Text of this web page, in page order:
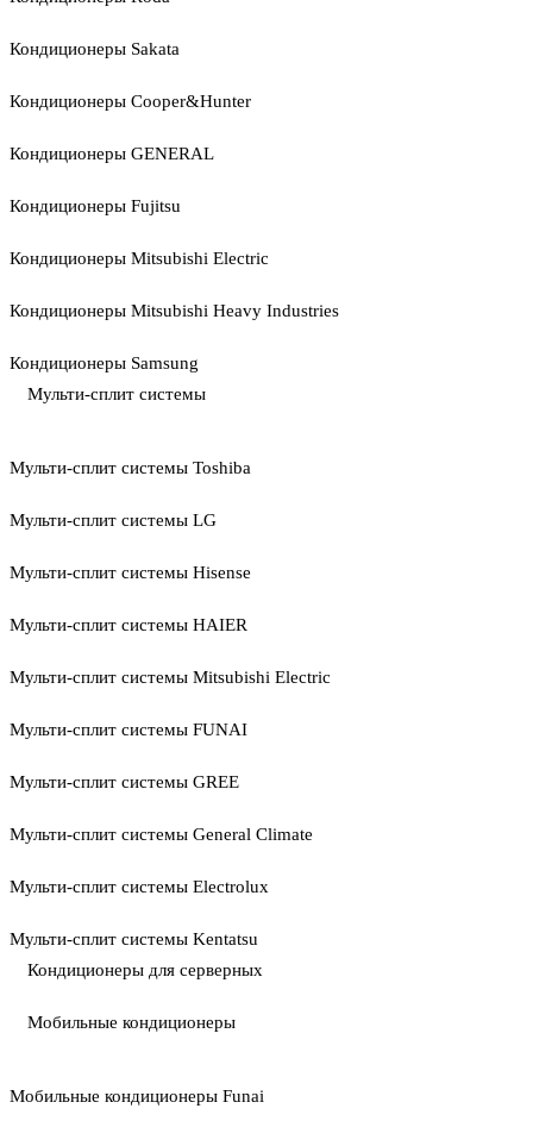
Кондиционеры Sakata
Кондиционеры Cooper&Hunter
Кондиционеры GENERAL
Кондиционеры Fujitsu
Кондиционеры Mitsubishi Electric
Кондиционеры Mitsubishi Heavy Industries
Кондиционеры Samsung
Мульти-сплит системы
Мульти-сплит системы Toshiba
Мульти-сплит системы LG
Мульти-сплит системы Hisense
Мульти-сплит системы HAIER
Мульти-сплит системы Mitsubishi Electric
Мульти-сплит системы FUNAI
Мульти-сплит системы GREE
Мульти-сплит системы General Climate
Мульти-сплит системы Electrolux
Мульти-сплит системы Kentatsu
Кондиционеры для серверных
Мобильные кондиционеры
Мобильные кондиционеры Funai